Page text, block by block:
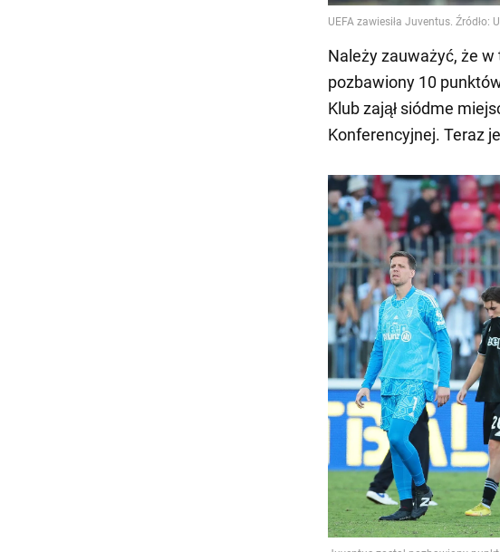
Należy zauważyć, że w
pozbawiony 10
Klub zajął siódme
Konferencyjnej. Teraz